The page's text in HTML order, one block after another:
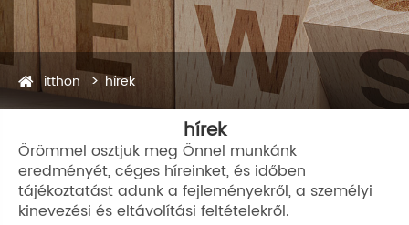
itthon hírek
hírek
Örömmel osztjuk meg Önnel munkánk
eredményét, céges híreinket, és időben
tájékoztatást adunk a fejleményekről, a személyi
kinevezési és eltávolítási feltételekről.